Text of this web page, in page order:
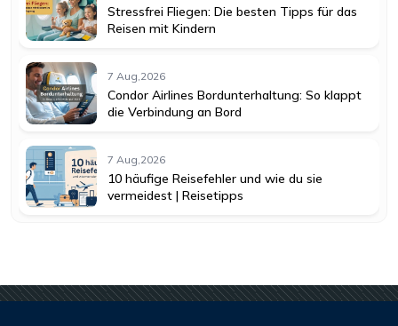
Stressfrei Fliegen: Die besten Tipps für das
Reisen mit Kindern
7 Aug,2026
Condor Airlines Bordunterhaltung: So klappt
die Verbindung an Bord
7 Aug,2026
10 häufige Reisefehler und wie du sie
vermeidest | Reisetipps